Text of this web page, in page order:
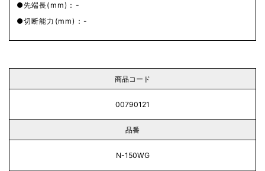
先端長(mm)：-
切断能力(mm)：-
商品コード
00790121
品番
N-150WG